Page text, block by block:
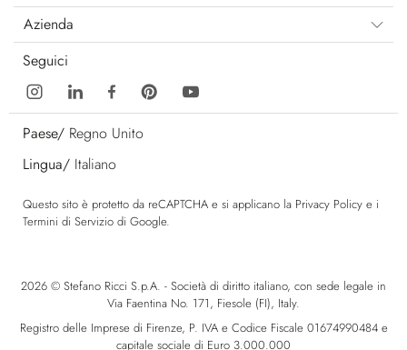
Azienda
Seguici
Paese/ Regno Unito
Lingua/ Italiano
Questo sito è protetto da reCAPTCHA e si applicano la Privacy Policy e i
Termini di Servizio di Google.
2026 © Stefano Ricci S.p.A. - Società di diritto italiano, con sede legale in
Via Faentina No. 171, Fiesole (FI), Italy.
Registro delle Imprese di Firenze, P. IVA e Codice Fiscale 01674990484 e
capitale sociale di Euro 3.000.000